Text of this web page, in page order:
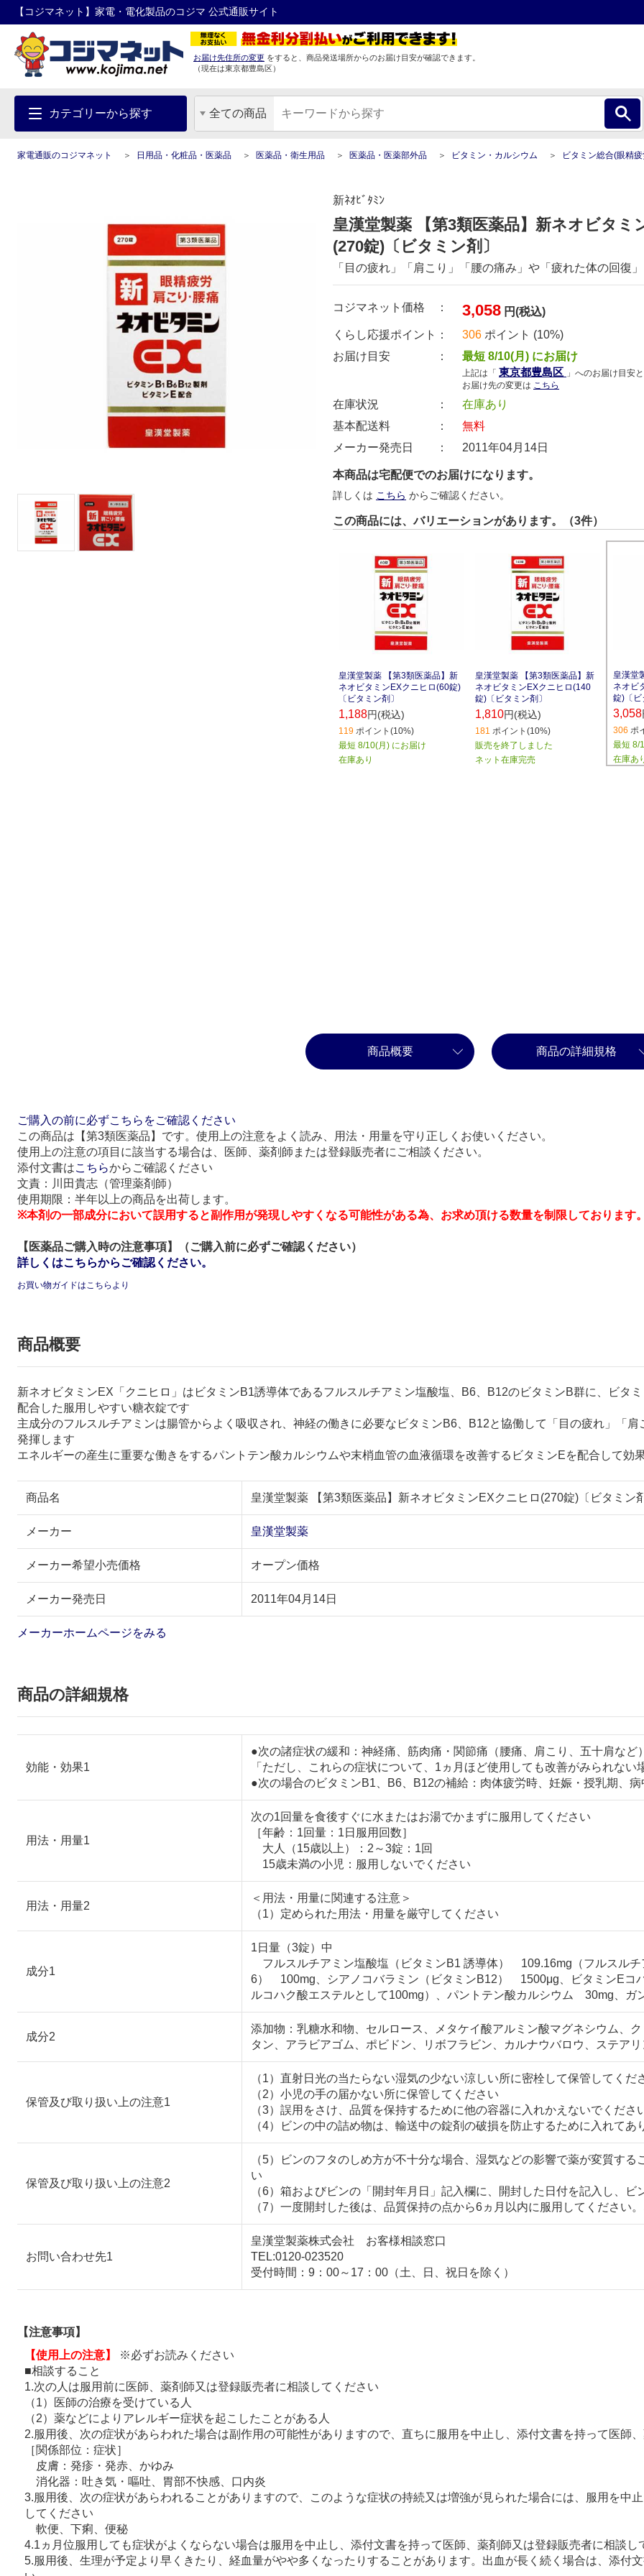
【コジマネット】家電・電化製品のコジマ 公式通販サイト
お届け先住所の変更 をすると、商品発送場所からのお届け目安が確認できます。
（現在は東京都豊島区）
カテゴリーから探す 全ての商品
家電通販のコジマネット 日用品・化粧品・医薬品 医薬品・衛生用品 医薬品・医薬部外品 ビタミン・カルシウム ビタミン総合(眼精疲労・肩こり
新ﾈｵﾋﾞﾀﾐﾝ
皇漢堂製薬 【第3類医薬品】新ネオビタミ
(270錠)〔ビタミン剤〕
「目の疲れ」「肩こり」「腰の痛み」や「疲れた体の回復
コジマネット価格 ： 3,058 円(税込)
くらし応援ポイント：
306 ポイント (10%)
お届け目安 ：
最短 8/10(月) にお届け
上記は「 東京都豊島区 」へのお届け目安
お届け先の変更は こちら
在庫状況 ：
在庫あり
基本配送料 ：
無料
メーカー発売日 ：
2011年04月14日
本商品は宅配便でのお届けになります。
詳しくは こちら からご確認ください。
この商品には、バリエーションがあります。（3件）
皇漢堂製薬 【第3類医薬品】新
ネオビタミンEXクニヒロ(60錠)
〔ビタミン剤〕
1,188円(税込)
119 ポイント(10%)
最短 8/10(月) にお届け
在庫あり
皇漢堂製薬 【第3類医薬品】新
ネオビタミンEXクニヒロ(140
錠)〔ビタミン剤〕
1,810円(税込)
181 ポイント(10%)
販売を終了しました
ネット在庫完売
皇漢堂
ネオビ
錠)〔ビ
3,058
306 ポ
最短 8/
在庫あ
商品概要 商品の詳細規格
ご購入の前に必ずこちらをご確認ください
この商品は【第3類医薬品】です。使用上の注意をよく読み、用法・用量を守り正しくお使いください。
使用上の注意の項目に該当する場合は、医師、薬剤師または登録販売者にご相談ください。
添付文書はこちらからご確認ください
文責：川田貴志（管理薬剤師）
使用期限：半年以上の商品を出荷します。
※本剤の一部成分において誤用すると副作用が発現しやすくなる可能性がある為、お求め頂ける数量を制限しております
【医薬品ご購入時の注意事項】（ご購入前に必ずご確認ください）
詳しくはこちらからご確認ください。
お買い物ガイドはこちらより
商品概要
新ネオビタミンEX「クニヒロ」はビタミンB1誘導体であるフルスルチアミン塩酸塩、B6、B12のビタミンB群に、ビタ
配合した服用しやすい糖衣錠です
主成分のフルスルチアミンは腸管からよく吸収され、神経の働きに必要なビタミンB6、B12と協働して「目の疲れ」「
発揮します
エネルギーの産生に重要な働きをするパントテン酸カルシウムや末梢血管の血液循環を改善するビタミンEを配合して効
商品名 皇漢堂製薬 【第3類医薬品】新ネオビタミンEXクニヒロ(270錠)〔ビタミン
メーカー 皇漢堂製薬
メーカー希望小売価格 オープン価格
メーカー発売日 2011年04月14日
メーカーホームページをみる
商品の詳細規格
効能・効果1
●次の諸症状の緩和：神経痛、筋肉痛・関節痛（腰痛、肩こり、五十肩など
「ただし、これらの症状について、1ヵ月ほど使用しても改善がみられな
●次の場合のビタミンB1、B6、B12の補給：肉体疲労時、妊娠・授乳期、
用法・用量1
次の1回量を食後すぐに水またはお湯でかまずに服用してください
［年齢：1回量：1日服用回数］
大人（15歳以上）：2～3錠：1回
15歳未満の小児：服用しないでください
用法・用量2
＜用法・用量に関連する注意＞
（1）定められた用法・用量を厳守してください
成分1
1日量（3錠）中
フルスルチアミン塩酸塩（ビタミンB1 誘導体） 109.16mg（フルスル
6） 100mg、シアノコバラミン（ビタミンB12） 1500μg、ビタミンEコ
ルコハク酸エステルとして100mg）、パントテン酸カルシウム 30mg、
成分2
添加物：乳糖水和物、セルロース、メタケイ酸アルミン酸マグネシウム、
タン、アラビアゴム、ポビドン、リボフラビン、カルナウバロウ、ステア
保管及び取り扱い上の注意1
（1）直射日光の当たらない湿気の少ない涼しい所に密栓して保管してくだ
（2）小児の手の届かない所に保管してください
（3）誤用をさけ、品質を保持するために他の容器に入れかえないでくださ
（4）ビンの中の詰め物は、輸送中の錠剤の破損を防止するために入れて
保管及び取り扱い上の注意2
（5）ビンのフタのしめ方が不十分な場合、湿気などの影響で薬が変質す
い
（6）箱およびビンの「開封年月日」記入欄に、開封した日付を記入し、
（7）一度開封した後は、品質保持の点から6ヵ月以内に服用してください
お問い合わせ先1
皇漢堂製薬株式会社 お客様相談窓口
TEL:0120-023520
受付時間：9：00～17：00（土、日、祝日を除く）
【注意事項】
【使用上の注意】
※必ずお読みください
■相談すること
1.次の人は服用前に医師、薬剤師又は登録販売者に相談してください
（1）医師の治療を受けている人
（2）薬などによりアレルギー症状を起こしたことがある人
2.服用後、次の症状があらわれた場合は副作用の可能性がありますので、直ちに服用を中止し、添付文書を持って医師
［関係部位：症状］
皮膚：発疹・発赤、かゆみ
消化器：吐き気・嘔吐、胃部不快感、口内炎
3.服用後、次の症状があらわれることがありますので、このような症状の持続又は増強が見られた場合には、服用を中
してください
軟便、下痢、便秘
4.1ヵ月位服用しても症状がよくならない場合は服用を中止し、添付文書を持って医師、薬剤師又は登録販売者に相談し
5.服用後、生理が予定より早くきたり、経血量がやや多くなったりすることがあります。出血が長く続く場合は、添付